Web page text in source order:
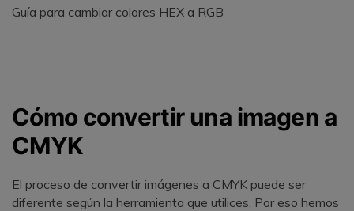
Guía para cambiar colores HEX a RGB
Cómo convertir una imagen a
CMYK
El proceso de convertir imágenes a CMYK puede ser
diferente según la herramienta que utilices. Por eso hemos